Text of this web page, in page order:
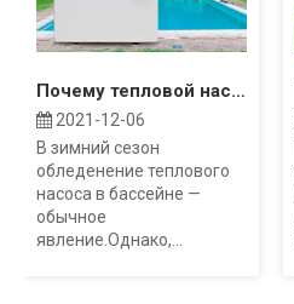
Почему тепловой насос моего бассейна замерзает?
2021-12-06
В зимний сезон
обледенение теплового
насоса в бассейне —
обычное
явление.Однако,...